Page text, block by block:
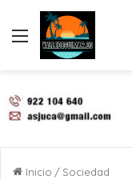
Menú
Inicio / Sociedad